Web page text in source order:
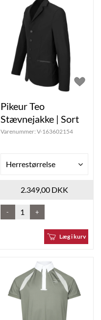
Pikeur Teo
Stævnejakke | Sort
Varenummer: V-163602154
Herrestørrelse
2.349,00 DKK
- +
Læg i kurv